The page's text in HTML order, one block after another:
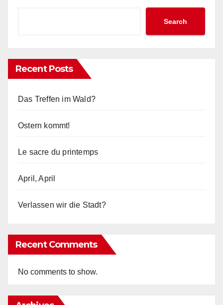
Search
Recent Posts
Das Treffen im Wald?
Ostern kommt!
Le sacre du printemps
April, April
Verlassen wir die Stadt?
Recent Comments
No comments to show.